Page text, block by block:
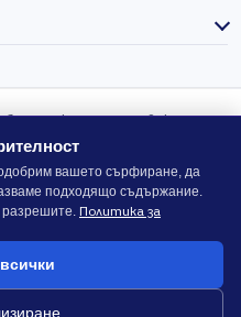
търговско
се показват без ДДС, а ДДС се
на поръчката, когато е
LTD,
вашето сърфиране, да
подходящо съдържание.
разрешите. Политика за